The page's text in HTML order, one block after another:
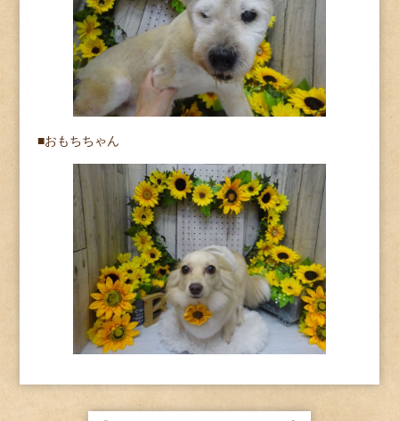
■おもちちゃん